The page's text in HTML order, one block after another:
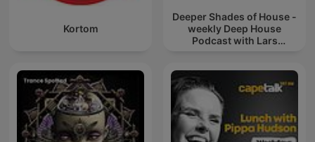
Kortom
Deeper Shades of House -
weekly Deep House
Podcast with Lars